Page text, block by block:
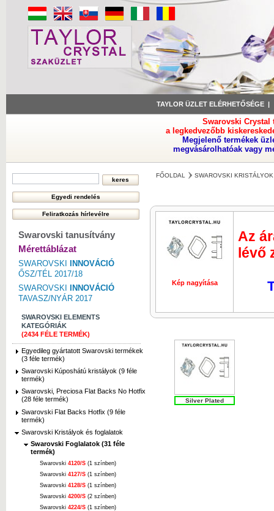
TAYLOR ÜZLET ELÉRHETŐSÉGE
Swarovski Crystal
a legkedvezőbb
Megjelenő termékek
megvásárolhatóak vagy
Swarovski tanusítvány
Mérettáblázat
SWAROVSKI
INNOVÁCIÓ
ŐSZ/TÉL 2017/18
SWAROVSKI
INNOVÁCIÓ
TAVASZ/NYÁR 2017
SWAROVSKI ELEMENTS
KATEGÓRIÁK
(2434 FÉLE TERMÉK)
Egyedileg gyártatott Swarovski termékek
(3 féle termék)
Swarovski Kúposhátú kristályok (9 féle
termék)
Swarovski, Preciosa Flat Backs No Hotfix
(28 féle termék)
Swarovski Flat Backs Hotfix (9 féle
termék)
Swarovski Kristályok és foglalatok
Swarovski Foglalatok (31 féle
termék)
Swarovski 4120/S (1 színben)
Swarovski 4127/S (1 színben)
Swarovski 4128/S (1 színben)
Swarovski 4200/S (2 színben)
Swarovski 4224/S (1 színben)
FŐOLDAL SWAROVSKI
Kép nagyítása
Az
lévő
Silver Plated